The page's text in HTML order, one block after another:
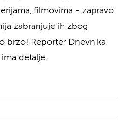
filmovima - zapravo
zabranjuje ih zbog
brzo! Reporter Dnevnika
detalje.